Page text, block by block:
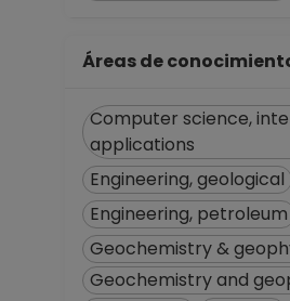
Áreas de
Computer science,
applications
Engineering, geological
Engineering, petroleum
Geochemistry &
Geochemistry and